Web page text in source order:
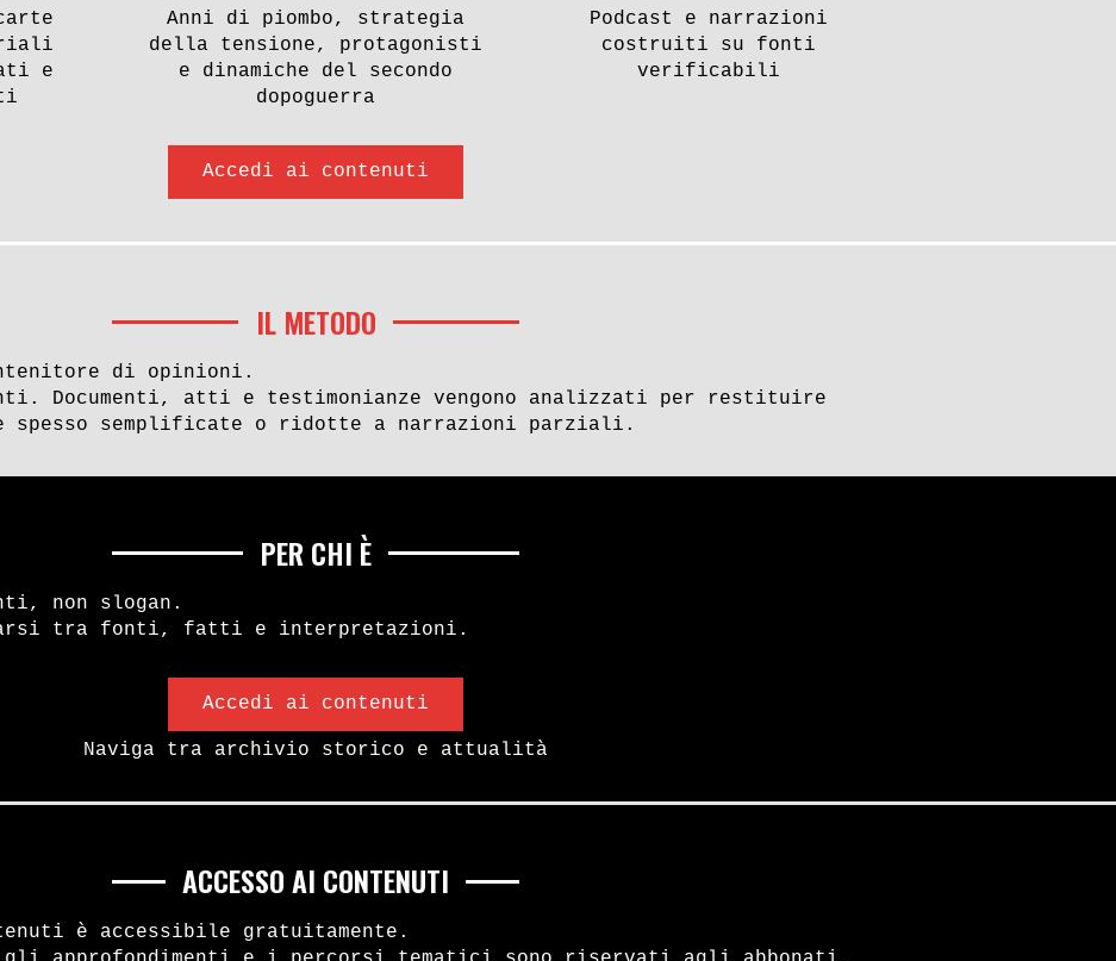
Prima linea e altre formazioni armate di sinistra
e
Anni di piombo, strategia
della tensione, protagonisti
e dinamiche del secondo
dopoguerra
Podcast e narrazioni
costruiti su fonti
verificabili
Accedi ai contenuti
IL METODO
di opinioni.
Documenti, atti e testimonianze vengono analizzati per restituire
spesso semplificate o ridotte a narrazioni parziali.
PER CHI È
non slogan.
tra fonti, fatti e interpretazioni.
Accedi ai contenuti
Naviga tra archivio storico e attualità
ACCESSO AI CONTENUTI
è accessibile gratuitamente.